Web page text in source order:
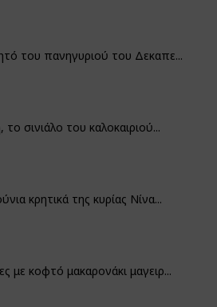
του πανηγυριού του Δεκαπε...
σινιάλο του καλοκαιριού...
κρητικά της κυρίας Νίνα...
με κοφτό μακαρονάκι μαγειρ...